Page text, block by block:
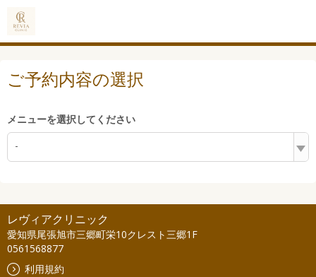
ご予約内容の選択
メニューを選択してください
-
レヴィアクリニック
愛知県尾張旭市三郷町栄10クレスト三郷1F
0561568877
利用規約